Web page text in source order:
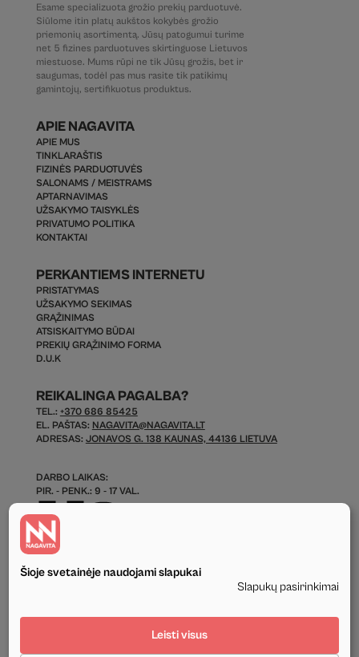
Esame specializuota grožio prekių parduotuvė.
Siūlome itin platų aukštos kokybės grožio
priemonių asortimentą. Jūsų patogumui turime
net 5 fizines parduotuves skirtinguose Lietuvos
miestuose. Mums rūpi ne tik Jūsų grožis, bet ir
saugumas, todėl pas mus rasite tik patikimų
gamintojų, sertifikuotus produktus.
APIE NAGAVITA
APIE MUS
TINKLARAŠTIS
FIZINĖS PARDUOTUVĖS
SALONAMS / MEISTRAMS
APTARNAVIMAS
UŽSAKYMO TAISYKLĖS
PRIVATUMO POLITIKA
KONTAKTAI
PERKANTIEMS INTERNETU
PRISTATYMAS
UŽSAKYMO SEKIMAS
GRĄŽINIMAS
ATSISKAITYMO BŪDAI
PREKIŲ GRĄŽINIMO FORMA
D.U.K
REIKALINGA PAGALBA?
TEL.: +370 686 85425
EL. PAŠTAS: NAGAVITA@NAGAVITA.LT
ADRESAS: JONAVOS G. 138 KAUNAS, 44136 LIETUVA
DARBO LAIKAS:
PIR. - PENK.: 9 - 17 VAL.
Šioje svetainėje naudojami slapukai
Slapukų pasirinkimai
Leisti visus